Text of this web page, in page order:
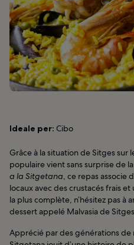
Ideale per: Cibo
Grâce à la situation de Sitges sur
populaire vient sans surprise de
a la Sitgetana, ce repas associe
locaux avec des crustacés frais
la plus complète, n’hésitez pas à
dessert appelé Malvasia de
Apprécié par des générations de